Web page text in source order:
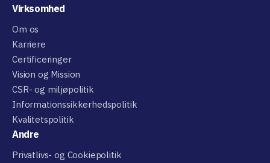
Virksomhed
Om os
Karriere
Certificeringer
Vision og Mission
CSR- og miljøpolitik
Informationssikkerhedspolitik
Kvalitetspolitik
Andre
Privatlivs- og Cookiepolitik